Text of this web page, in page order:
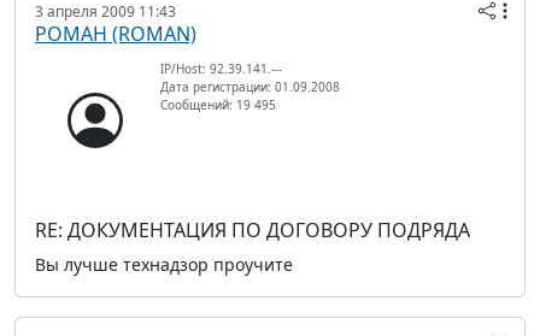
3 апреля 2009 11:43
РОМАН (ROMAN)
IP/Host: 92.39.141.---
Дата регистрации: 01.09.2008
Сообщений: 19 495
RE: ДОКУМЕНТАЦИЯ ПО ДОГОВОРУ ПОДРЯДА
Вы лучше технадзор проучите